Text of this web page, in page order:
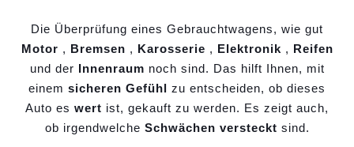
Die Überprüfung eines Gebrauchtwagens, wie gut
Motor , Bremsen , Karosserie , Elektronik , Reifen
und der Innenraum noch sind. Das hilft Ihnen, mit
einem sicheren Gefühl zu entscheiden, ob dieses
Auto es wert ist, gekauft zu werden. Es zeigt auch,
ob irgendwelche Schwächen versteckt sind.